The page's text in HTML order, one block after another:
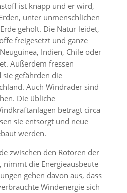
ist knapp und er wird,
unter unmenschlichen
geholt. Die Natur leidet,
freigesetzt und ganze
Indien, Chile oder
Außerdem fressen
gefährden die
Auch Windräder sind
Die übliche
beträgt circa
sie entsorgt und neue
werden.
zwischen den Rotoren der
die Energieausbeute
gehen davon aus, dass
Windenergie sich